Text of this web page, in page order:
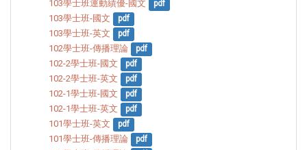
103學士班運動績優-國文 pdf
103學士班-國文 pdf
103學士班-英文 pdf
102學士班-傳播理論 pdf
102-2學士班-國文 pdf
102-2學士班-英文 pdf
102-1學士班-國文 pdf
102-1學士班-英文 pdf
101學士班-英文 pdf
101學士班-傳播理論 pdf